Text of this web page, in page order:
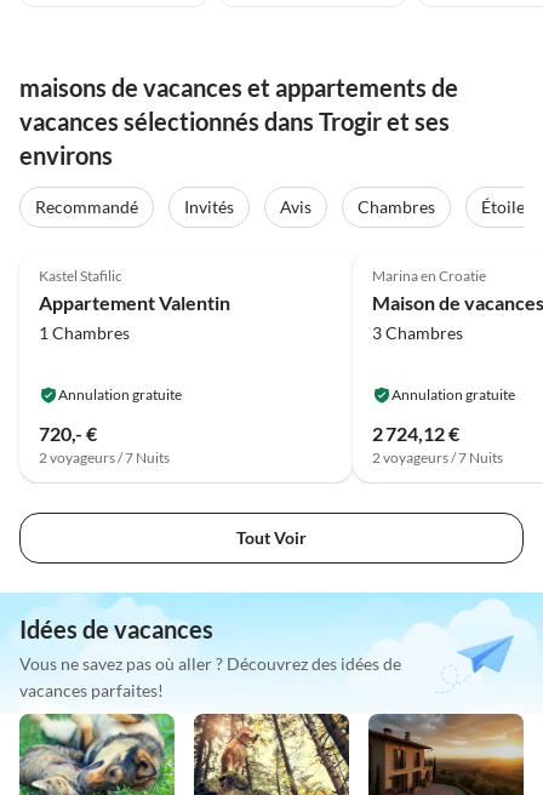
maisons de vacances et appartements de
vacances sélectionnés dans Trogir et ses
environs
Recommandé Invités Avis Chambres Étoiles
Meilleure
Kastel Stafilic
Appartement Valentin
1 Chambres
Annulation gratuite
720,- €
2 voyageurs / 7 Nuits
Marina en Croatie
3 Chambres
Annulation gratuite
2 724,12 €
2 voyageurs / 7 Nuits
Tout Voir
Idées de vacances
Vous ne savez pas où aller ? Découvrez des idées de
vacances parfaites!